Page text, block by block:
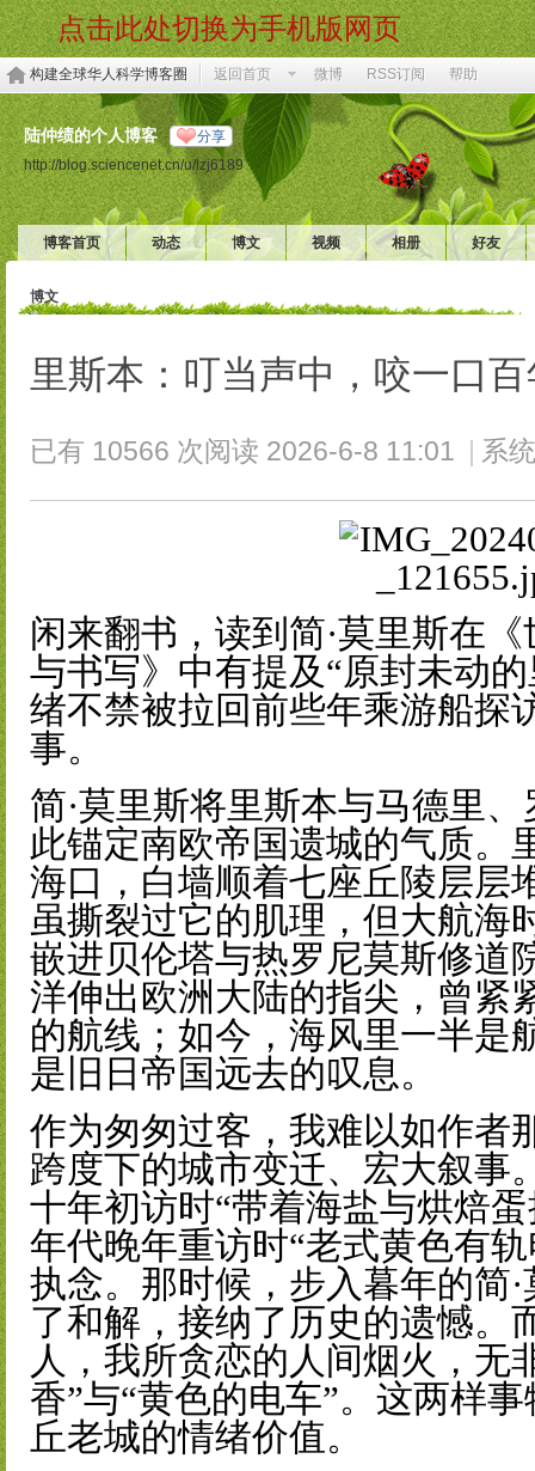
点击此处切换为手机版网页
构建全球华人科学博客圈 返回首页 微博 RSS订阅 帮助
陆仲绩的个人博客 分享
http://blog.sciencenet.cn/u/lzj6189
博客首页 动态 博文 视频 相册 好友
博文
里斯本：叮当声中，咬一口
已有 10566 次阅读 2026-6-8 11:01 系
闲来翻书，读到简·莫里斯在
与书写》中有提及“原封未动
绪不禁被拉回前些年乘游船探
事。
简·莫里斯将里斯本与马德里
此锚定南欧帝国遗城的气质。
海口，白墙顺着七座丘陵层层
虽撕裂过它的肌理，但大航海
嵌进贝伦塔与热罗尼莫斯修道
洋伸出欧洲大陆的指尖，曾紧
的航线；如今，海风里一半是
是旧日帝国远去的叹息。
作为匆匆过客，我难以如作者
跨度下的城市变迁、宏大叙事
十年初访时“带着海盐与烘焙
年代晚年重访时“老式黄色有
执念。那时候，步入暮年的简
了和解，接纳了历史的遗憾。
人，我所贪恋的人间烟火，无
香”与“黄色的电车”。这两样
丘老城的情绪价值。